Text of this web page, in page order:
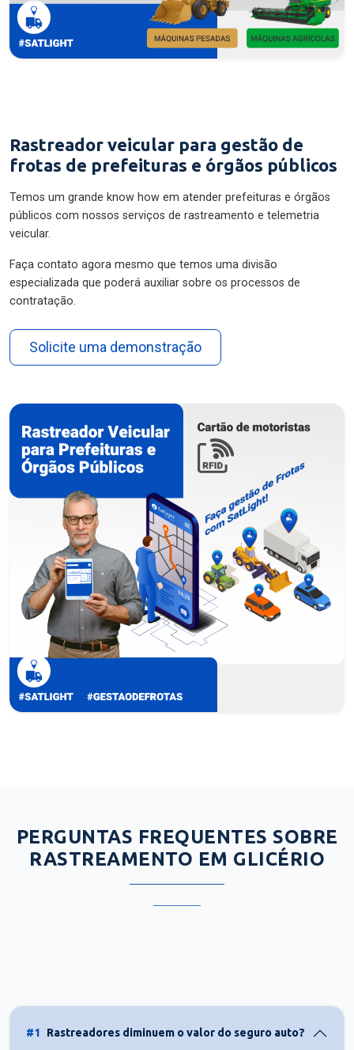
Rastreador veicular para gestão de
frotas de prefeituras e órgãos públicos
Temos um grande know how em atender prefeituras e órgãos
públicos com nossos serviços de rastreamento e telemetria
veicular.
Faça contato agora mesmo que temos uma divisão
especializada que poderá auxiliar sobre os processos de
contratação.
Solicite uma demonstração
PERGUNTAS FREQUENTES SOBRE
RASTREAMENTO EM GLICÉRIO
#1 Rastreadores diminuem o valor do seguro auto?